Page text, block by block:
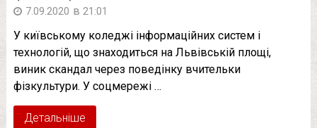
7.09.2020 в 21:01
У київському коледжі інформаційних систем і
технологій, що знаходиться на Львівській площі,
виник скандал через поведінку вчительки
фізкультури. У соцмережі …
Детальніше